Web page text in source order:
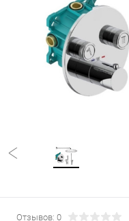
Отзывов: 0